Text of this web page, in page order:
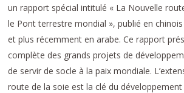
un rapport spécial intitulé « La Nouvelle
le Pont terrestre mondial », publié en
et plus récemment en arabe. Ce rapport
complète des grands projets de
de servir de socle à la paix mondiale.
route de la soie est la clé du